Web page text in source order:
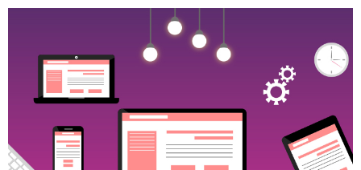
커뮤니티
취업패키지
취업지원센터
고객상담센터